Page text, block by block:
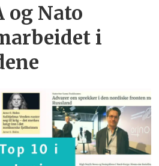
og Nato
i